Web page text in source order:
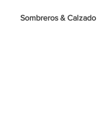
Sombreros & Calzado